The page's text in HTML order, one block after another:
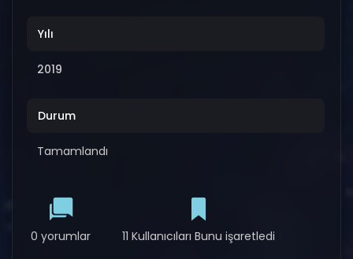
Yılı
2019
Durum
Tamamlandı
0 yorumlar
11 Kullanıcıları Bunu işaretledi